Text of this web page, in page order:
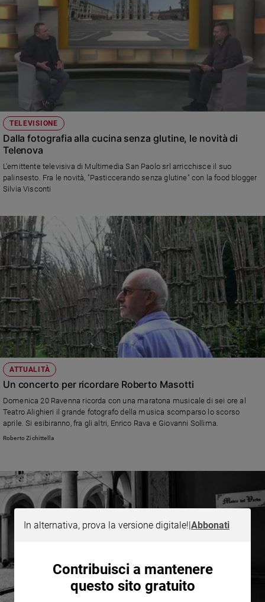
TELEVISIONE
Dalla fotografia alla cucina senza glutine, le novità di
Telenova
L'emittente televisiva di Multimedia San Paolo srl arricchisce il suo
palinsesto. Fra le novità, "Pasticcerando senza glutine" con la food blogger
Silvia Visconti
ATTUALITÀ
Un concerto per ricordare Roberto Masotti
Domenica 20 Ravenna ricorda con una maratona musicale di sei ore al
Teatro Alighieri il grande fotografo della musica scomparso lo scorso
aprile. Si esibiranno, fra gli altri, Enrico Rava e Giovanni Sollima.
Roberto Zichittella
In alternativa, prova la versione digitale!|Abbonati
Contribuisci a mantenere
questo sito gratuito